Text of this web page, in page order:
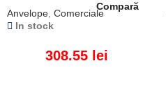
Anvelope Comerciale
In stock
308.55 lei
Compară